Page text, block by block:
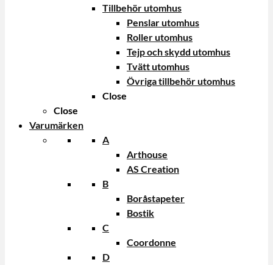
Tillbehör utomhus
Penslar utomhus
Roller utomhus
Tejp och skydd utomhus
Tvätt utomhus
Övriga tillbehör utomhus
Close
Close
Varumärken
A
Arthouse
AS Creation
B
Boråstapeter
Bostik
C
Coordonne
D